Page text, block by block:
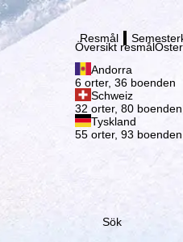
Registrering
Resmål
Översikt resmål
Andorra
6 orter, 36 boenden
Schweiz
32 orter, 80 boenden
Tyskland
55 orter, 93 boenden
Sök